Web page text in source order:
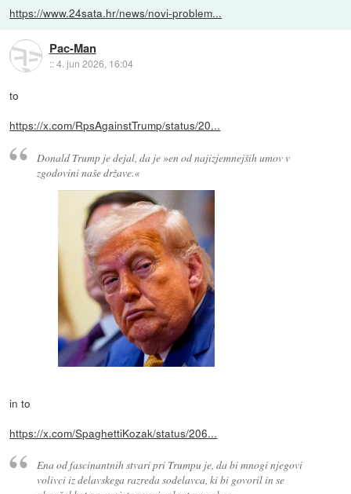
https://www.24sata.hr/news/novi-problem...
Pac-Man
::4. jun 2026, 16:04
to
https://x.com/RpsAgainstTrump/status/20...
Donald Trump je dejal, da je »en od najizjemnejših umov v
zgodovini naše države.«
in to
https://x.com/SpaghettiKozak/status/206...
Ena od fascinantnih stvari pri Trumpu je, da bi mnogi njegovi
volivci iz delavskega razreda sodelavca, ki bi govoril in se